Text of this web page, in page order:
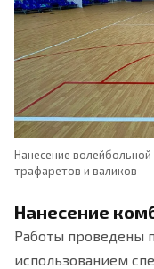
Нанесение
трафаретов и валиков
Нанесение
Работы проведены
использованием